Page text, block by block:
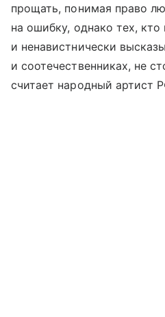
прощать, понимая право
на ошибку, однако тех,
и ненавистнически
и соотечественниках, не
считает народный артист